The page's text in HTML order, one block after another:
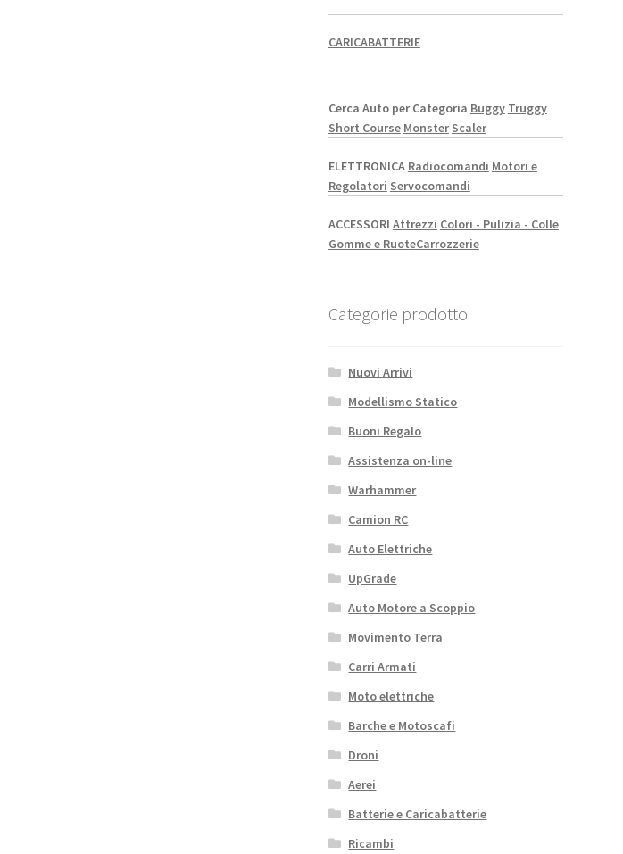
CARICABATTERIE
Cerca Auto per Categoria Buggy Truggy
Short Course Monster Scaler
ELETTRONICA Radiocomandi Motori e
Regolatori Servocomandi
ACCESSORI Attrezzi Colori - Pulizia - Colle
Gomme e RuoteCarrozzerie
Categorie prodotto
Nuovi Arrivi
Modellismo Statico
Buoni Regalo
Assistenza on-line
Warhammer
Camion RC
Auto Elettriche
UpGrade
Auto Motore a Scoppio
Movimento Terra
Carri Armati
Moto elettriche
Barche e Motoscafi
Droni
Aerei
Batterie e Caricabatterie
Ricambi